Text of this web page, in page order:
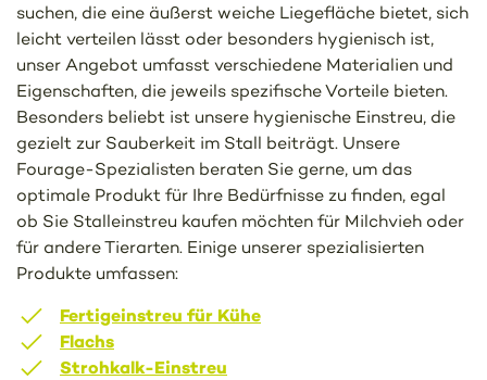
suchen, die eine äußerst weiche Liegefläche bietet, sich
leicht verteilen lässt oder besonders hygienisch ist,
unser Angebot umfasst verschiedene Materialien und
Eigenschaften, die jeweils spezifische Vorteile bieten.
Besonders beliebt ist unsere hygienische Einstreu, die
gezielt zur Sauberkeit im Stall beiträgt. Unsere
Fourage-Spezialisten beraten Sie gerne, um das
optimale Produkt für Ihre Bedürfnisse zu finden, egal
ob Sie Stalleinstreu kaufen möchten für Milchvieh oder
für andere Tierarten. Einige unserer spezialisierten
Produkte umfassen:
Fertigeinstreu für Kühe
Flachs
Strohkalk-Einstreu